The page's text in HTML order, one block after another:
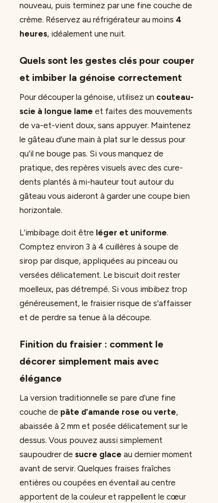
nouveau, puis terminez par une fine couche de
crème. Réservez au réfrigérateur au moins 4
heures, idéalement une nuit.
Quels sont les gestes clés pour couper
et imbiber la génoise correctement
Pour découper la génoise, utilisez un couteau-
scie à longue lame et faites des mouvements
de va-et-vient doux, sans appuyer. Maintenez
le gâteau d’une main à plat sur le dessus pour
qu’il ne bouge pas. Si vous manquez de
pratique, des repères visuels avec des cure-
dents plantés à mi-hauteur tout autour du
gâteau vous aideront à garder une coupe bien
horizontale.
L’imbibage doit être léger et uniforme.
Comptez environ 3 à 4 cuillères à soupe de
sirop par disque, appliquées au pinceau ou
versées délicatement. Le biscuit doit rester
moelleux, pas détrempé. Si vous imbibez trop
généreusement, le fraisier risque de s’affaisser
et de perdre sa tenue à la découpe.
Finition du fraisier : comment le
décorer simplement mais avec
élégance
La version traditionnelle se pare d’une fine
couche de pâte d’amande rose ou verte,
abaissée à 2 mm et posée délicatement sur le
dessus. Vous pouvez aussi simplement
saupoudrer de sucre glace au dernier moment
avant de servir. Quelques fraises fraîches
entières ou coupées en éventail au centre
apportent de la couleur et rappellent le cœur